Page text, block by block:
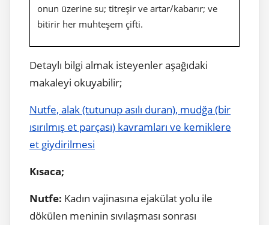
onun üzerine su; titreşir ve artar/kabarır; ve
bitirir her muhteşem çifti.
Detaylı bilgi almak isteyenler aşağıdaki
makaleyi okuyabilir;
Nutfe, alak (tutunup asılı duran), mudğa (bir
ısırılmış et parçası) kavramları ve kemiklere
et giydirilmesi
Kısaca;
Nutfe: Kadın vajinasına ejakülat yolu ile
dökülen meninin sıvılaşması sonrası